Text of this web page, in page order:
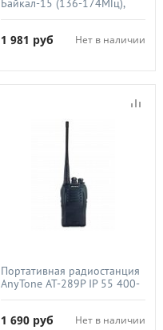
Байкал-15 (136-174МГц),
1 981 руб Нет в наличии
Портативная радиостанция
AnyTone AT-289P IP 55 400-
1 690 руб Нет в наличии